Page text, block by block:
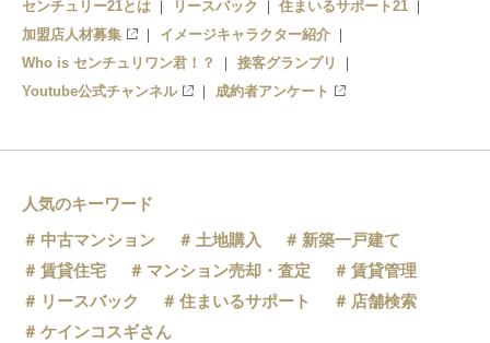
センチュリー21とは
リースバック
住まいるサポート21
加盟店人材募集
イメージキャラクター紹介
Who is センチュリワン君！？
接客グランプリ
Youtube公式チャンネル
成約者アンケート
人気のキーワード
中古マンション
土地購入
新築一戸建て
賃貸住宅
マンション売却・査定
賃貸管理
リースバック
住まいるサポート
店舗検索
ケインコスギさん